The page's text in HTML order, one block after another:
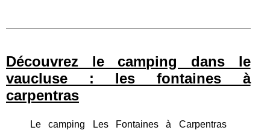
Découvrez le camping dans le
vaucluse : les fontaines à
carpentras
Le camping Les Fontaines à Carpentras